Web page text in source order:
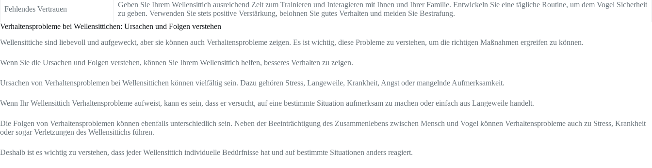
Fehlendes Vertrauen
Geben Sie Ihrem Wellensittich ausreichend Zeit zum Trainieren und Interagieren mit Ihnen und Ihrer Familie. Entwickeln Sie eine tägliche Routine, um dem Vogel Sicherheit
zu geben. Verwenden Sie stets positive Verstärkung, belohnen Sie gutes Verhalten und meiden Sie Bestrafung.
Verhaltensprobleme bei Wellensittichen: Ursachen und Folgen verstehen
Wellensittiche sind liebevoll und aufgeweckt, aber sie können auch Verhaltensprobleme zeigen. Es ist wichtig, diese Probleme zu verstehen, um die richtigen Maßnahmen ergreifen zu können.
Wenn Sie die Ursachen und Folgen verstehen, können Sie Ihrem Wellensittich helfen, besseres Verhalten zu zeigen.
Ursachen von Verhaltensproblemen bei Wellensittichen können vielfältig sein. Dazu gehören Stress, Langeweile, Krankheit, Angst oder mangelnde Aufmerksamkeit.
Wenn Ihr Wellensittich Verhaltensprobleme aufweist, kann es sein, dass er versucht, auf eine bestimmte Situation aufmerksam zu machen oder einfach aus Langeweile handelt.
Die Folgen von Verhaltensproblemen können ebenfalls unterschiedlich sein. Neben der Beeinträchtigung des Zusammenlebens zwischen Mensch und Vogel können Verhaltensprobleme auch zu Stress, Krankheit
oder sogar Verletzungen des Wellensittichs führen.
Deshalb ist es wichtig zu verstehen, dass jeder Wellensittich individuelle Bedürfnisse hat und auf bestimmte Situationen anders reagiert.